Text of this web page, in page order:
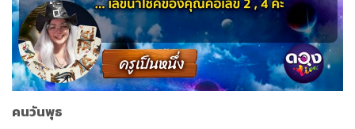
คนวันพุธ